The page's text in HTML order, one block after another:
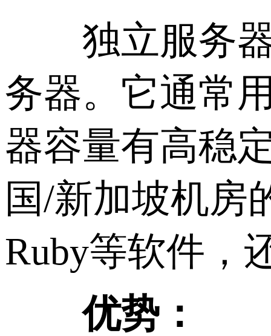
独立服务器
务器。它通常
器容量有高稳
国/新加坡机房
Ruby等软件，
优势：